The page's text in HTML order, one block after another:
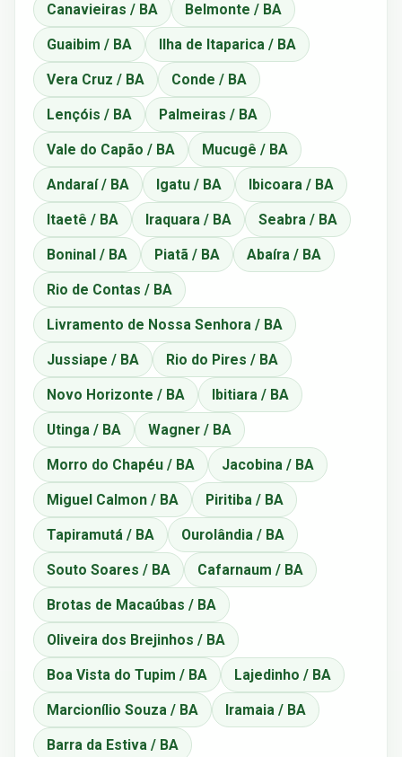
Canavieiras / BA Belmonte / BA
Guaibim / BA Ilha de Itaparica / BA
Vera Cruz / BA Conde / BA
Lençóis / BA Palmeiras / BA
Vale do Capão / BA Mucugê / BA
Andaraí / BA Igatu / BA Ibicoara / BA
Itaetê / BA Iraquara / BA Seabra / BA
Boninal / BA Piatã / BA Abaíra / BA
Rio de Contas / BA
Livramento de Nossa Senhora / BA
Jussiape / BA Rio do Pires / BA
Novo Horizonte / BA Ibitiara / BA
Utinga / BA Wagner / BA
Morro do Chapéu / BA Jacobina / BA
Miguel Calmon / BA Piritiba / BA
Tapiramutá / BA Ourolândia / BA
Souto Soares / BA Cafarnaum / BA
Brotas de Macaúbas / BA
Oliveira dos Brejinhos / BA
Boa Vista do Tupim / BA Lajedinho / BA
Marcionílio Souza / BA Iramaia / BA
Barra da Estiva / BA